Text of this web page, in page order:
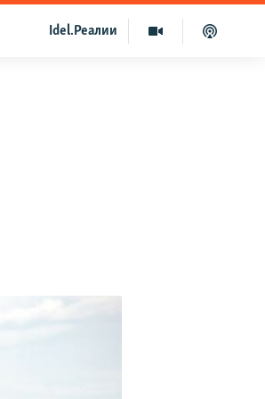
Idel.Реалии